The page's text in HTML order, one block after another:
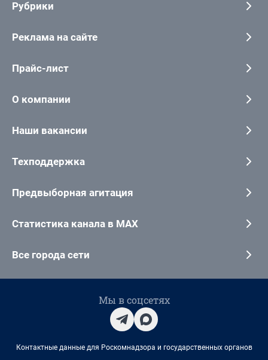
Рубрики
Реклама на сайте
Прайс-лист
О компании
Наши вакансии
Техподдержка
Предвыборная агитация
Статистика канала в MAX
Все города сети
Мы в соцсетях
Контактные данные для Роскомнадзора и государственных органов